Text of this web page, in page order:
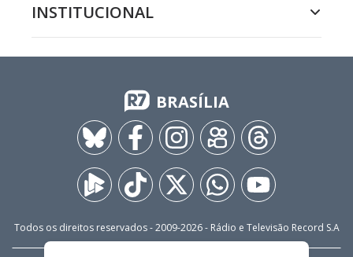
INSTITUCIONAL
BRASÍLIA
Todos os direitos reservados - 2009-2026- Rádio e Televisão Record S.A